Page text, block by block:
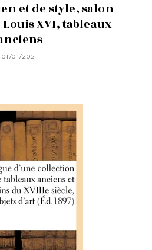
et de style, salon
XVI, tableaux
01/01/2021